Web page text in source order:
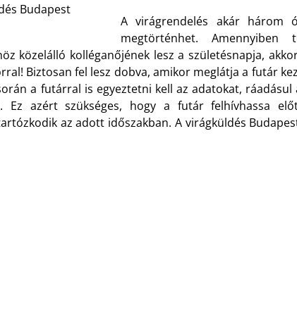
Budapest
A virágrendelés akár három
megtörténhet. Amennyiben
közelálló kolléganőjének lesz a születésnapja,
Biztosan fel lesz dobva, amikor meglátja a futár
a futárral is egyeztetni kell az adatokat,
Ez azért szükséges, hogy a futár felhívhassa
az adott időszakban. A virágküldés